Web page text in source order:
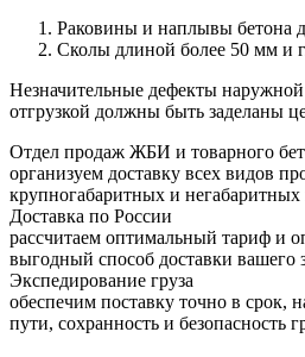
Раковины и наплывы бетона
Сколы длиной более 50 мм и
Незначительные дефекты
отгрузкой должны быть заделаны
Отдел продаж ЖБИ и товарного
организуем доставку всех видов
крупногабаритных и негабаритных
Доставка по России
рассчитаем оптимальный тариф и
выгодный способ доставки вашего
Экспедирование груза
обеспечим поставку точно в срок,
пути, сохранность и безопасность